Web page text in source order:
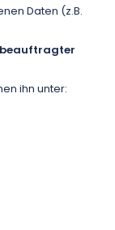
Daten (z.B.
ihn unter: